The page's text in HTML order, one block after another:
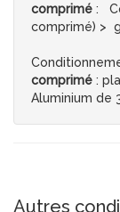
comprimé :
comprimé) >
comprimé :
Aluminium de
Autres